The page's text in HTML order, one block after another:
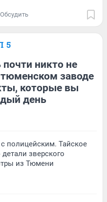
Обсудить
5
никто не
заводе
которые вы
день
полицейским. Тайское
зверского
из Тюмени